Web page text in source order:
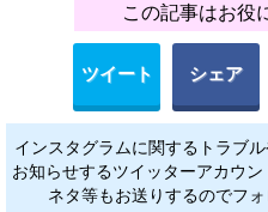
この記事はお役
ツイート シェア
インスタグラムに関するトラブ
お知らせするツイッターアカウ
ネタ等もお送りするのでフ